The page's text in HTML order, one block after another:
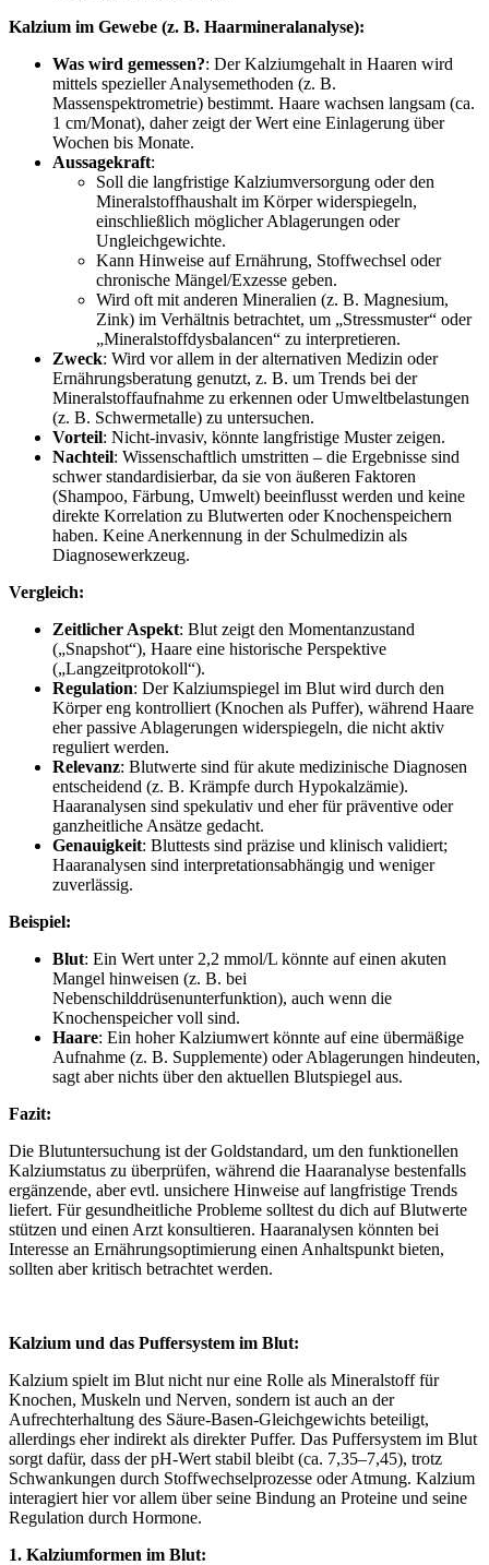
Kalzium im Gewebe (z. B. Haarmineralanalyse):
Was wird gemessen?: Der Kalziumgehalt in Haaren wird
mittels spezieller Analysemethoden (z. B.
Massenspektrometrie) bestimmt. Haare wachsen langsam (ca.
1 cm/Monat), daher zeigt der Wert eine Einlagerung über
Wochen bis Monate.
Aussagekraft:
Soll die langfristige Kalziumversorgung oder den
Mineralstoffhaushalt im Körper widerspiegeln,
einschließlich möglicher Ablagerungen oder
Ungleichgewichte.
Kann Hinweise auf Ernährung, Stoffwechsel oder
chronische Mängel/Exzesse geben.
Wird oft mit anderen Mineralien (z. B. Magnesium,
Zink) im Verhältnis betrachtet, um „Stressmuster“ oder
„Mineralstoffdysbalancen“ zu interpretieren.
Zweck: Wird vor allem in der alternativen Medizin oder
Ernährungsberatung genutzt, z. B. um Trends bei der
Mineralstoffaufnahme zu erkennen oder Umweltbelastungen
(z. B. Schwermetalle) zu untersuchen.
Vorteil: Nicht-invasiv, könnte langfristige Muster zeigen.
Nachteil: Wissenschaftlich umstritten – die Ergebnisse sind
schwer standardisierbar, da sie von äußeren Faktoren
(Shampoo, Färbung, Umwelt) beeinflusst werden und keine
direkte Korrelation zu Blutwerten oder Knochenspeichern
haben. Keine Anerkennung in der Schulmedizin als
Diagnosewerkzeug.
Vergleich:
Zeitlicher Aspekt: Blut zeigt den Momentanzustand
(„Snapshot“), Haare eine historische Perspektive
(„Langzeitprotokoll“).
Regulation: Der Kalziumspiegel im Blut wird durch den
Körper eng kontrolliert (Knochen als Puffer), während Haare
eher passive Ablagerungen widerspiegeln, die nicht aktiv
reguliert werden.
Relevanz: Blutwerte sind für akute medizinische Diagnosen
entscheidend (z. B. Krämpfe durch Hypokalzämie).
Haaranalysen sind spekulativ und eher für präventive oder
ganzheitliche Ansätze gedacht.
Genauigkeit: Bluttests sind präzise und klinisch validiert;
Haaranalysen sind interpretationsabhängig und weniger
zuverlässig.
Beispiel:
Blut: Ein Wert unter 2,2 mmol/L könnte auf einen akuten
Mangel hinweisen (z. B. bei
Nebenschilddrüsenunterfunktion), auch wenn die
Knochenspeicher voll sind.
Haare: Ein hoher Kalziumwert könnte auf eine übermäßige
Aufnahme (z. B. Supplemente) oder Ablagerungen hindeuten,
sagt aber nichts über den aktuellen Blutspiegel aus.
Fazit:
Die Blutuntersuchung ist der Goldstandard, um den funktionellen
Kalziumstatus zu überprüfen, während die Haaranalyse bestenfalls
ergänzende, aber evtl. unsichere Hinweise auf langfristige Trends
liefert. Für gesundheitliche Probleme solltest du dich auf Blutwerte
stützen und einen Arzt konsultieren. Haaranalysen könnten bei
Interesse an Ernährungsoptimierung einen Anhaltspunkt bieten,
sollten aber kritisch betrachtet werden.
Kalzium und das Puffersystem im Blut:
Kalzium spielt im Blut nicht nur eine Rolle als Mineralstoff für
Knochen, Muskeln und Nerven, sondern ist auch an der
Aufrechterhaltung des Säure-Basen-Gleichgewichts beteiligt,
allerdings eher indirekt als direkter Puffer. Das Puffersystem im Blut
sorgt dafür, dass der pH-Wert stabil bleibt (ca. 7,35–7,45), trotz
Schwankungen durch Stoffwechselprozesse oder Atmung. Kalzium
interagiert hier vor allem über seine Bindung an Proteine und seine
Regulation durch Hormone.
1. Kalziumformen im Blut: